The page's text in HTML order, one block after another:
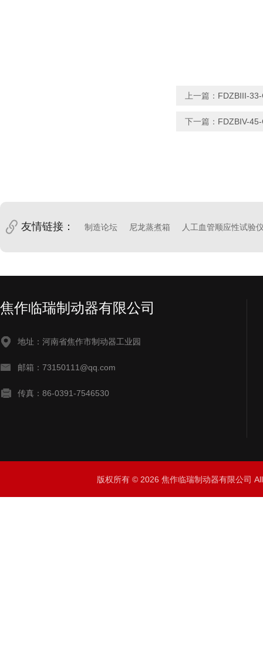
上一篇： FDZBIII-
下一篇： FDZBIV-
友情链接： 制造论坛 尼龙蒸煮箱 人工血管顺应性试验
焦作临瑞制动器有限公司
地址：河南省焦作市制动器工业园
邮箱：73150111@qq.com
传真：86-0391-7546530
版权所有 © 2026 焦作临瑞制动器有限公